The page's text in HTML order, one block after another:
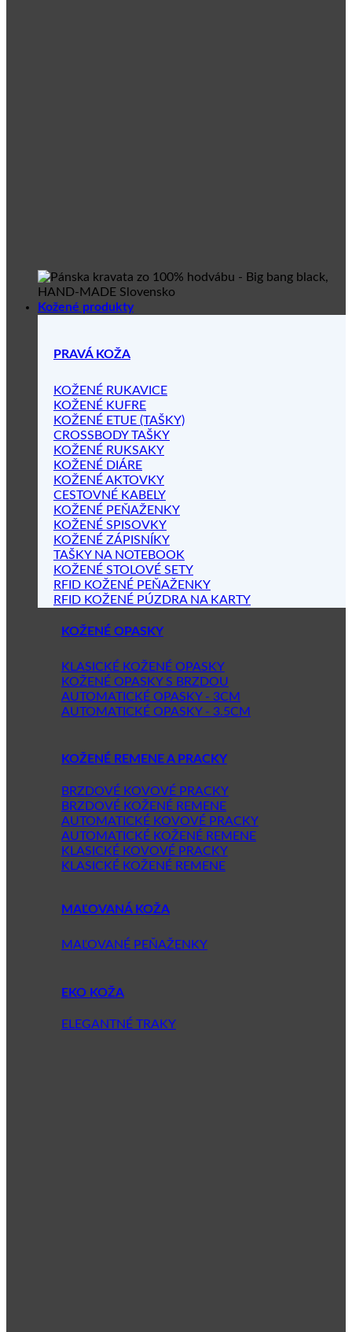
Kožené produkty
PRAVÁ KOŽA
KOŽENÉ RUKAVICE
KOŽENÉ KUFRE
KOŽENÉ ETUE (TAŠKY)
CROSSBODY TAŠKY
KOŽENÉ RUKSAKY
KOŽENÉ DIÁRE
KOŽENÉ AKTOVKY
CESTOVNÉ KABELY
KOŽENÉ PEŇAŽENKY
KOŽENÉ SPISOVKY
KOŽENÉ ZÁPISNÍKY
TAŠKY NA NOTEBOOK
KOŽENÉ STOLOVÉ SETY
RFID KOŽENÉ PEŇAŽENKY
RFID KOŽENÉ PÚZDRA NA KARTY
KOŽENÉ OPASKY
KLASICKÉ KOŽENÉ OPASKY
KOŽENÉ OPASKY S BRZDOU
AUTOMATICKÉ OPASKY - 3CM
AUTOMATICKÉ OPASKY - 3.5CM
KOŽENÉ REMENE A PRACKY
BRZDOVÉ KOVOVÉ PRACKY
BRZDOVÉ KOŽENÉ REMENE
AUTOMATICKÉ KOVOVÉ PRACKY
AUTOMATICKÉ KOŽENÉ REMENE
KLASICKÉ KOVOVÉ PRACKY
KLASICKÉ KOŽENÉ REMENE
MAĽOVANÁ KOŽA
MAĽOVANÉ PEŇAŽENKY
EKO KOŽA
ELEGANTNÉ TRAKY